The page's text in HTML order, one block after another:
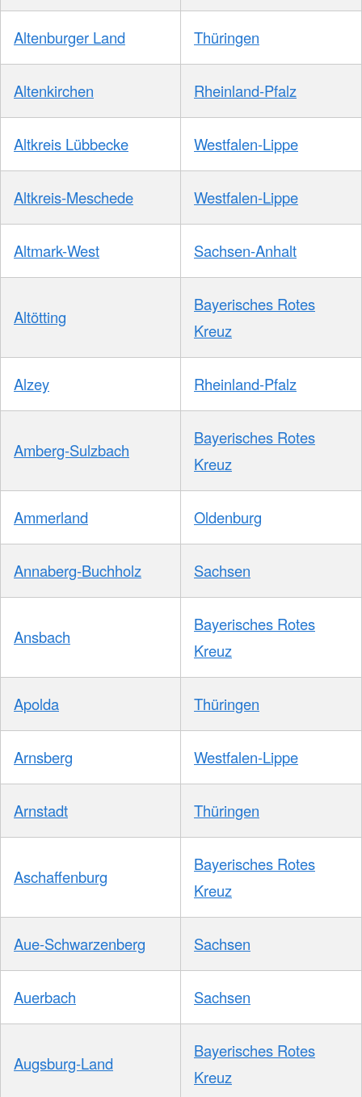
Altenburger Land Thüringen
Altenkirchen Rheinland-Pfalz
Altkreis Lübbecke Westfalen-Lippe
Altkreis-Meschede Westfalen-Lippe
Altmark-West Sachsen-Anhalt
Altötting
Bayerisches Rotes
Kreuz
Alzey Rheinland-Pfalz
Amberg-Sulzbach
Bayerisches Rotes
Kreuz
Ammerland Oldenburg
Annaberg-Buchholz Sachsen
Ansbach
Bayerisches Rotes
Kreuz
Apolda Thüringen
Arnsberg Westfalen-Lippe
Arnstadt Thüringen
Aschaffenburg
Bayerisches Rotes
Kreuz
Aue-Schwarzenberg Sachsen
Auerbach Sachsen
Augsburg-Land
Bayerisches Rotes
Kreuz